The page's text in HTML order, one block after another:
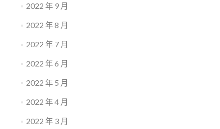
2022 年 9 月
2022 年 8 月
2022 年 7 月
2022 年 6 月
2022 年 5 月
2022 年 4 月
2022 年 3 月